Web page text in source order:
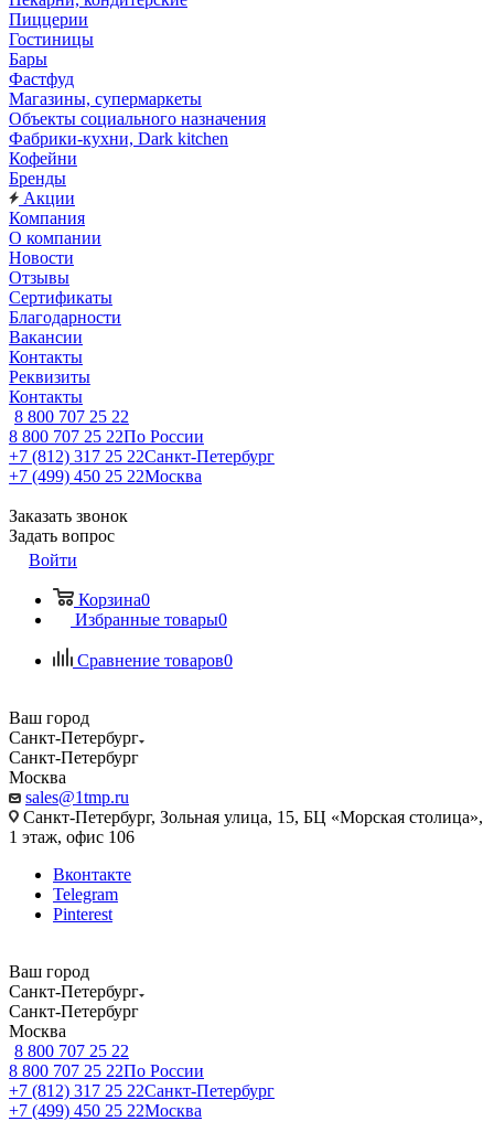
Пиццерии
Гостиницы
Бары
Фастфуд
Магазины, супермаркеты
Объекты социального назначения
Фабрики-кухни, Dark kitchen
Кофейни
Бренды
Акции
Компания
О компании
Новости
Отзывы
Сертификаты
Благодарности
Вакансии
Контакты
Реквизиты
Контакты
8 800 707 25 22
8 800 707 25 22По России
+7 (812) 317 25 22Санкт-Петербург
+7 (499) 450 25 22Москва
Заказать звонок
Задать вопрос
Войти
Корзина0
Избранные товары0
Сравнение товаров0
Ваш город
Санкт-Петербург
Санкт-Петербург
Москва
sales@1tmp.ru
Санкт-Петербург, Зольная улица, 15, БЦ «Морская столица»,
1 этаж, офис 106
Вконтакте
Telegram
Pinterest
Ваш город
Санкт-Петербург
Санкт-Петербург
Москва
8 800 707 25 22
8 800 707 25 22По России
+7 (812) 317 25 22Санкт-Петербург
+7 (499) 450 25 22Москва